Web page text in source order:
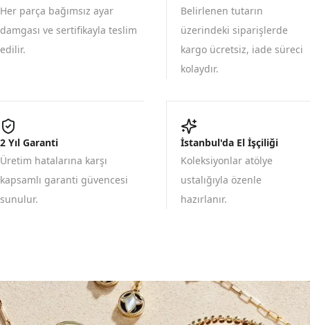
Her parça bağımsız ayar
damgası ve sertifikayla teslim
edilir.
Belirlenen tutarın
üzerindeki siparişlerde
kargo ücretsiz, iade süreci
kolaydır.
2 Yıl Garanti
Üretim hatalarına karşı
kapsamlı garanti güvencesi
sunulur.
İstanbul'da El İşçiliği
Koleksiyonlar atölye
ustalığıyla özenle
hazırlanır.